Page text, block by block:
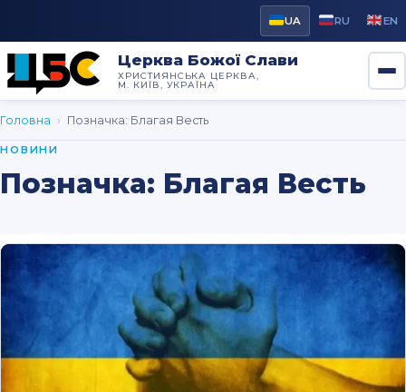
UA RU EN
Церква Божої Слави
ХРИСТИЯНСЬКА ЦЕРКВА,
М. КИЇВ, УКРАЇНА
Головна › Позначка: Благая Весть
НОВИНИ
Позначка: Благая Весть